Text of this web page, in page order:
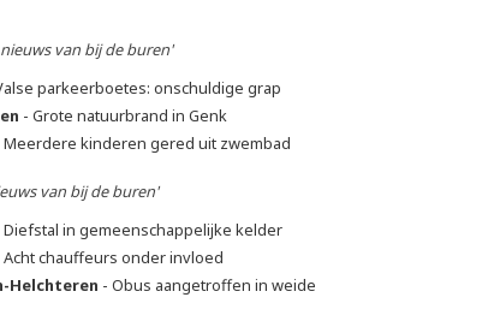
van bij de buren'
parkeerboetes: onschuldige grap
- Grote natuurbrand in Genk
Meerdere kinderen gered uit zwembad
van bij de buren'
Diefstal in gemeenschappelijke kelder
Acht chauffeurs onder invloed
Helchteren - Obus aangetroffen in weide